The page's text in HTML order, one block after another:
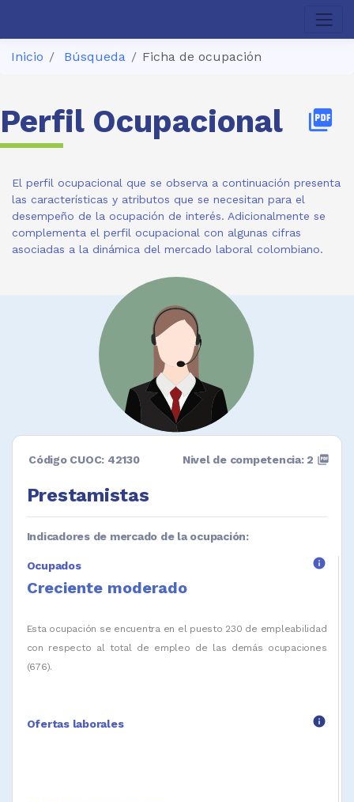
Inicio Búsqueda Ficha de ocupación
Perfil Ocupacional picture_as_pdf
El perfil ocupacional que se observa a continuación presenta
las características y atributos que se necesitan para el
desempeño de la ocupación de interés. Adicionalmente se
complementa el perfil ocupacional con algunas cifras
asociadas a la dinámica del mercado laboral colombiano.
Código CUOC: 42130
Prestamistas
Nivel de competencia: 2 picture_as_pdf
Indicadores de mercado de la ocupación:
Ocupados info
Creciente moderado
Esta ocupación se encuentra en el puesto 230 de empleabilidad
con respecto al total de empleo de las demás ocupaciones
(676).
Ofertas laborales info